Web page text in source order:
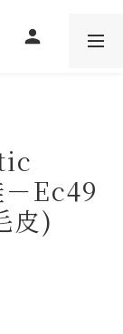
Ec49
皮)